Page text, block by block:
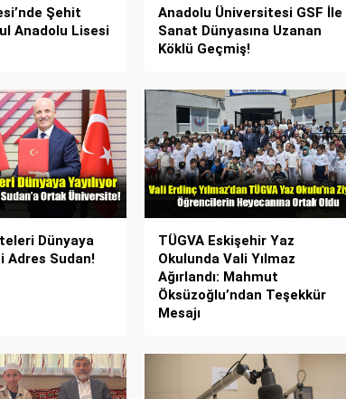
Şehit
Anadolu Lisesi
Anadolu Üniversitesi GSF İle
Sanat Dünyasına Uzanan
Köklü Geçmiş!
Dünyaya
Adres Sudan!
TÜGVA Eskişehir Yaz
Okulunda Vali Yılmaz
Ağırlandı: Mahmut
Öksüzoğlu’ndan Teşekkür
Mesajı